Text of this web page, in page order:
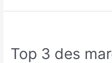
Top 3 des